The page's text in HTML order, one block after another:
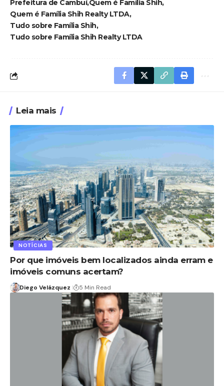
Prefeitura de CambuíQuem é Família Shih
Quem é Família Shih Realty LTDA
Tudo sobre Família Shih
Tudo sobre Família Shih Realty LTDA
Leia mais
NOTÍCIAS
Por que imóveis bem localizados ainda erram e
imóveis comuns acertam?
Diego Velázquez 5 Min Read